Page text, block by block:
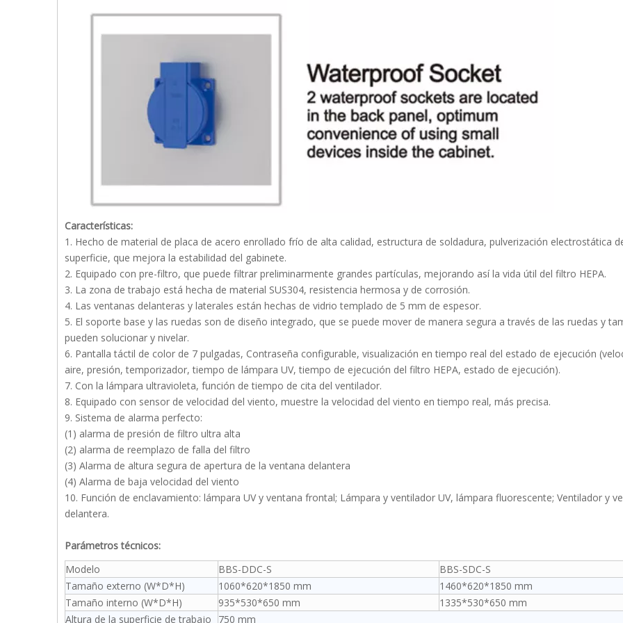
Características:
1. Hecho de material de placa de acero enrollado frío de alta calidad, estructura de soldadura, pulverización electrostática
superficie, que mejora la estabilidad del gabinete.
2. Equipado con pre-filtro, que puede filtrar preliminarmente grandes partículas, mejorando así la vida útil del filtro HEPA.
3. La zona de trabajo está hecha de material SUS304, resistencia hermosa y de corrosión.
4. Las ventanas delanteras y laterales están hechas de vidrio templado de 5 mm de espesor.
5. El soporte base y las ruedas son de diseño integrado, que se puede mover de manera segura a través de las ruedas y
pueden solucionar y nivelar.
6. Pantalla táctil de color de 7 pulgadas, Contraseña configurable, visualización en tiempo real del estado de ejecución
aire, presión, temporizador, tiempo de lámpara UV, tiempo de ejecución del filtro HEPA, estado de ejecución).
7. Con la lámpara ultravioleta, función de tiempo de cita del ventilador.
8. Equipado con sensor de velocidad del viento, muestre la velocidad del viento en tiempo real, más precisa.
9. Sistema de alarma perfecto:
(1) alarma de presión de filtro ultra alta
(2) alarma de reemplazo de falla del filtro
(3) Alarma de altura segura de apertura de la ventana delantera
(4) Alarma de baja velocidad del viento
10. Función de enclavamiento: lámpara UV y ventana frontal; Lámpara y ventilador UV, lámpara fluorescente; Ventilador y
delantera.
Parámetros técnicos:
Modelo
BBS-DDC-S
BBS-SDC-S
Tamaño externo (W*D*H)
1060*620*1850 mm
1460*620*1850 mm
Tamaño interno (W*D*H)
935*530*650 mm
1335*530*650 mm
Altura de la superficie de trabajo
750 mm